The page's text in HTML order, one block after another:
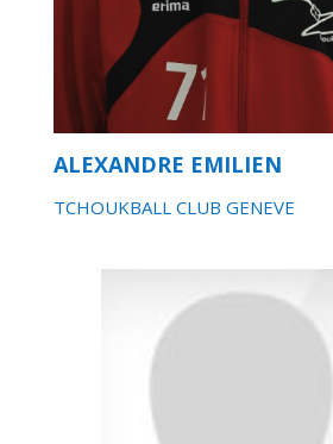
ALEXANDRE EMILIEN
TCHOUKBALL CLUB GENEVE